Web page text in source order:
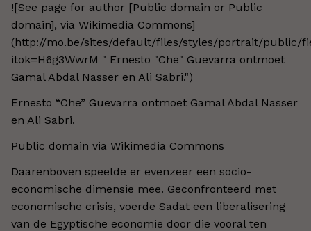
![See page for author [Public domain or Public
domain], via Wikimedia Commons]
(http://mo.be/sites/default/files/styles/portrait/public/
itok=H6g3WwrM " Ernesto "Che" Guevarra ontmoet
Gamal Abdal Nasser en Ali Sabri.")
Ernesto “Che” Guevarra ontmoet Gamal Abdal Nasser
en Ali Sabri.
Public domain via Wikimedia Commons
Daarenboven speelde er evenzeer een socio-
economische dimensie mee. Geconfronteerd met
economische crisis, voerde Sadat een liberalisering
van de Egyptische economie door die vooral ten